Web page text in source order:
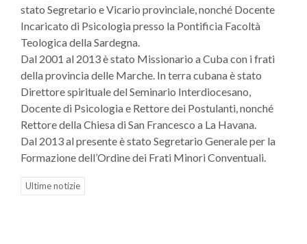
stato Segretario e Vicario provinciale, nonché Docente
Incaricato di Psicologia presso la Pontificia Facoltà
Teologica della Sardegna.
Dal 2001 al 2013 è stato Missionario a Cuba con i frati
della provincia delle Marche. In terra cubana è stato
Direttore spirituale del Seminario Interdiocesano,
Docente di Psicologia e Rettore dei Postulanti, nonché
Rettore della Chiesa di San Francesco a La Havana.
Dal 2013 al presente è stato Segretario Generale per la
Formazione dell’Ordine dei Frati Minori Conventuali.
Ultime notizie